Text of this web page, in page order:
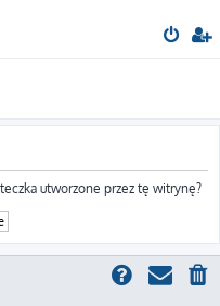
utworzone przez tę witrynę?